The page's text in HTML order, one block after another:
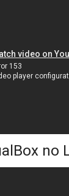
no